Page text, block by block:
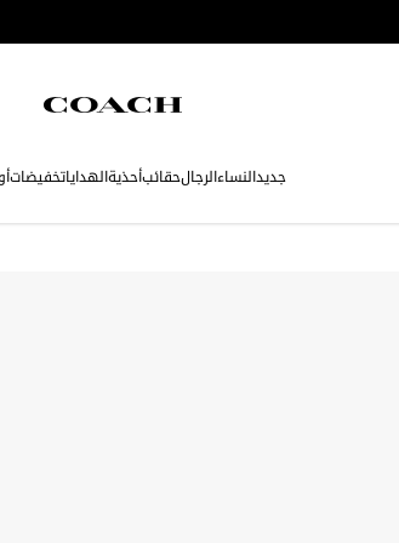
جديدالنساءالرجالحقائبأحذيةالهداياتخفيضات